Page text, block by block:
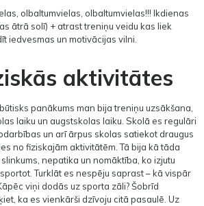
olbaltumvielas, olbaltumvielas!!! Ikdienas
ātrā solī) + atrast treniņu veidu kas liek
iedvesmas un motivācijas vilni.
aktivitātes
panākums man bija treniņu uzsākšana,
laiku un augstskolas laiku. Skolā es regulāri
un arī ārpus skolas satiekot draugus
no fiziskajām aktivitātēm. Tā bija kā tāda
nepatika un nomāktība, ko izjutu
Turklāt es nespēju saprast – kā vispār
viņi dodās uz sporta zāli? Šobrīd
ka es vienkārši dzīvoju citā pasaulē. Uz